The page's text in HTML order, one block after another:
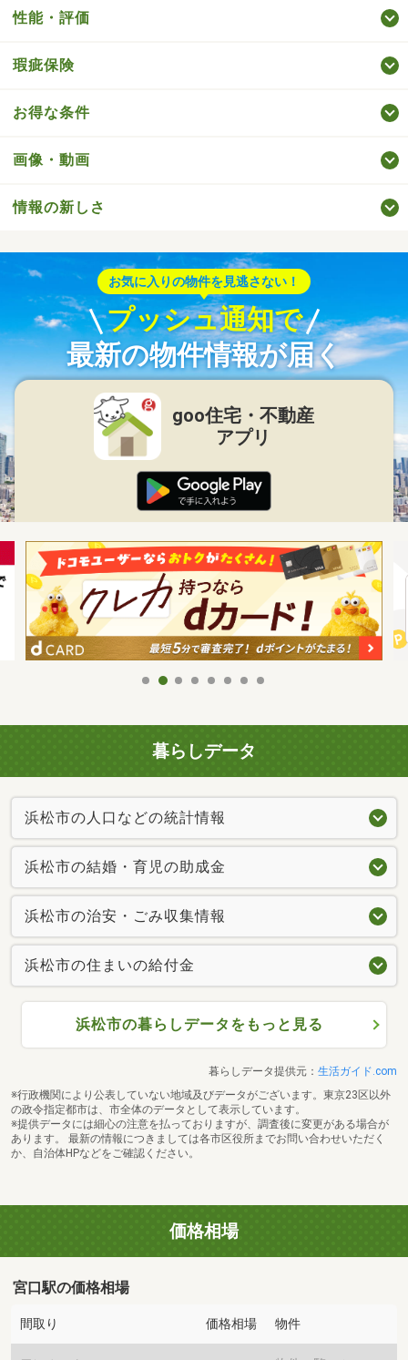
性能・評価
瑕疵保険
お得な条件
画像・動画
情報の新しさ
お気に入りの物件を見逃さない！
プッシュ通知で
最新の物件情報が届く
goo住宅・不動産
アプリ
暮らしデータ
浜松市の人口などの統計情報
浜松市の結婚・育児の助成金
浜松市の治安・ごみ収集情報
浜松市の住まいの給付金
浜松市の暮らしデータをもっと見る
暮らしデータ提供元： 生活ガイド.com
※行政機関により公表していない地域及びデータがございます。東京23区以外
の政令指定都市は、市全体のデータとして表示しています。
※提供データには細心の注意を払っておりますが、調査後に変更がある場合が
あります。 最新の情報につきましては各市区役所までお問い合わせいただく
か、自治体HPなどをご確認ください。
価格相場
宮口駅の価格相場
間取り 価格相場 物件